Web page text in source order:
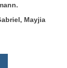
Mayjia